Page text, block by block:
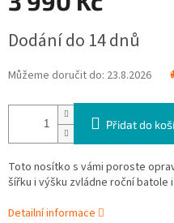
cena:
Dodání do 14 dnů
Můžeme doručit do: 23.8.2026
Přidat do
Toto nosítko s vámi poroste
šířku i výšku zvládne roční
Detailní informace